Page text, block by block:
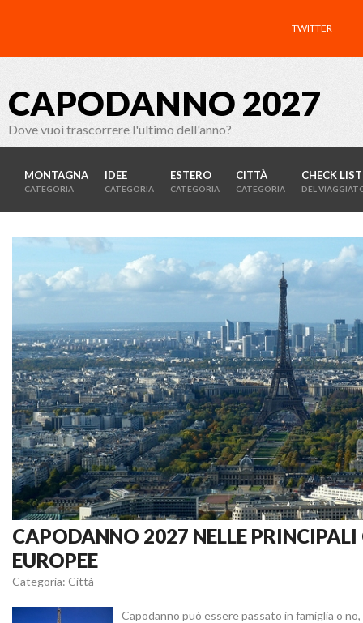
TWITTER
CAPODANNO 2027
Dove vuoi trascorrere l'ultimo dell'anno?
MONTAGNA
CATEGORIA
IDEE
CATEGORIA
ESTERO
CATEGORIA
CITTÀ
CATEGORIA
CHECK LIST
DEL
CAPODANNO 2027 NELLE
EUROPEE
Categoria: Città
Capodanno può essere passato in famiglia o